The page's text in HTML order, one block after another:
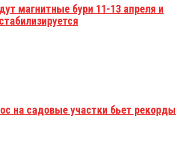
магнитные бури 11-13 апреля и
на садовые участки бьет рекорды